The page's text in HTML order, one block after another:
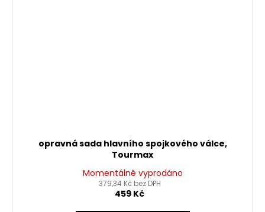
opravná sada hlavního spojkového válce,
Tourmax
Momentálně vyprodáno
379,34 Kč bez DPH
459 Kč